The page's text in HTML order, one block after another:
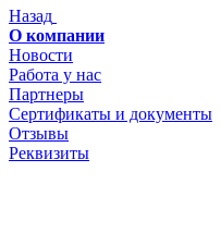
Назад
О компании
Новости
Работа у нас
Партнеры
Сертификаты и документы
Отзывы
Реквизиты